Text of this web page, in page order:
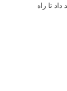
داد تا راه